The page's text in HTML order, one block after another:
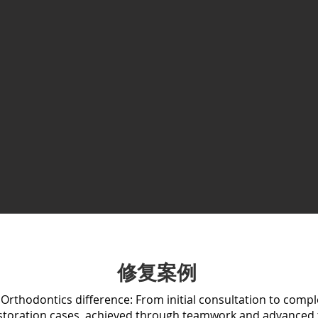
修复案例
Orthodontics difference: From initial consultation to